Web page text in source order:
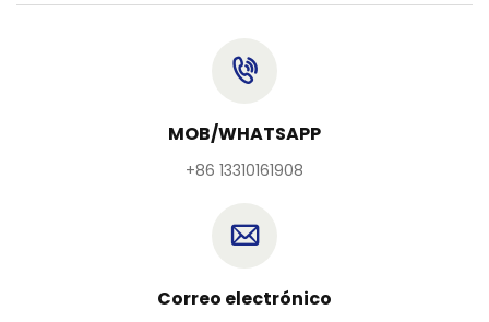
MOB/WHATSAPP
+86 13310161908
Correo electrónico